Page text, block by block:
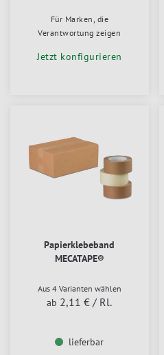
Für Marken, die
Verantwortung zeigen
Jetzt konfigurieren
Papierklebeband
MECATAPE®
Aus 4 Varianten wählen
ab 2,11 € / Rl.
lieferbar